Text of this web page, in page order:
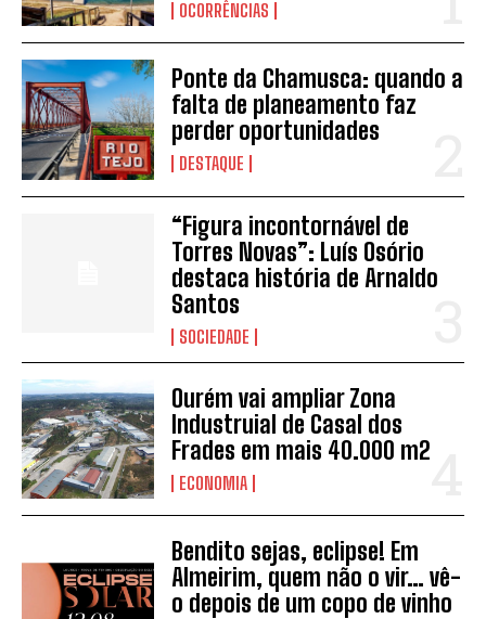
OCORRÊNCIAS
Ponte da Chamusca: quando a
falta de planeamento faz
perder oportunidades
DESTAQUE
“Figura incontornável de
Torres Novas”: Luís Osório
destaca história de Arnaldo
Santos
SOCIEDADE
Ourém vai ampliar Zona
Industruial de Casal dos
Frades em mais 40.000 m2
ECONOMIA
Bendito sejas, eclipse! Em
Almeirim, quem não o vir… vê-
o depois de um copo de vinho